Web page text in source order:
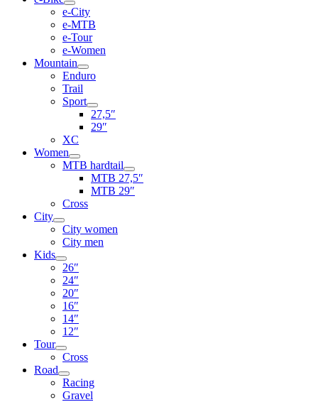
e-City
e-MTB
e-Tour
e-Women
Mountain
Enduro
Trail
Sport
27,5″
29″
XC
Women
MTB hardtail
MTB 27,5″
MTB 29″
Cross
City
City women
City men
Kids
26″
24″
20″
16″
14″
12″
Tour
Cross
Road
Racing
Gravel